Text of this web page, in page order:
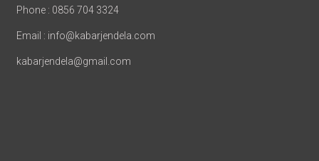
Phone : 0856 704 3324
Email : info@kabarjendela.com
kabarjendela@gmail.com